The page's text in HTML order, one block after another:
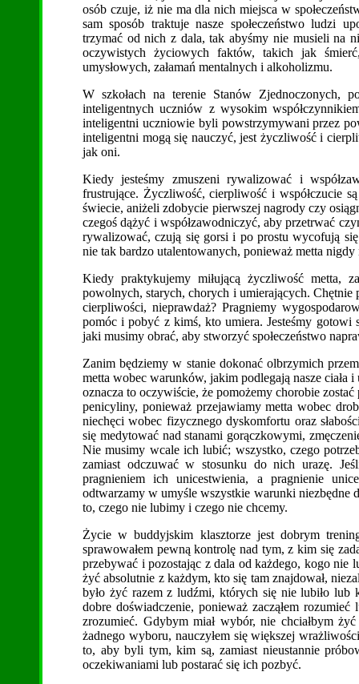
osób czuje, iż nie ma dla nich miejsca w
sam sposób traktuje nasze społeczeństwo ludzi
trzymać od nich z dala, tak abyśmy nie musieli na
oczywistych życiowych faktów, takich jak
umysłowych, załamań mentalnych i alkoholizmu.
W szkołach na terenie Stanów Zjednoczonych,
inteligentnych uczniów z wysokim
inteligentni uczniowie byli powstrzymywani przez
inteligentni mogą się nauczyć, jest życzliwość i
jak oni.
Kiedy jesteśmy zmuszeni rywalizować i
frustrujące. Życzliwość, cierpliwość i współczucie
świecie, aniżeli zdobycie pierwszej nagrody czy
czegoś dążyć i współzawodniczyć, aby przetrwać
rywalizować, czują się gorsi i po prostu wycofują
nie tak bardzo utalentowanych, ponieważ metta nigdy
Kiedy praktykujemy miłującą życzliwość
powolnych, starych, chorych i umierających.
cierpliwości, nieprawdaż? Pragniemy
pomóc i pobyć z kimś, kto umiera. Jesteśmy
jaki musimy obrać, aby stworzyć społeczeństwo
Zanim będziemy w stanie dokonać olbrzymich
metta wobec warunków, jakim podlegają nasze ciała
oznacza to oczywiście, że pomożemy chorobie
penicyliny, ponieważ przejawiamy metta wobec
niechęci wobec fizycznego dyskomfortu oraz
się medytować nad stanami gorączkowymi,
Nie musimy wcale ich lubić; wszystko, czego
zamiast odczuwać w stosunku do nich urazę.
pragnieniem ich unicestwienia, a pragnienie
odtwarzamy w umyśle wszystkie warunki niezbędne
to, czego nie lubimy i czego nie chcemy.
Życie w buddyjskim klasztorze jest dobrym
sprawowałem pewną kontrolę nad tym, z kim się
przebywać i pozostając z dala od każdego, kogo nie
żyć absolutnie z każdym, kto się tam znajdował,
było żyć razem z ludźmi, których się nie lubiło
dobre doświadczenie, ponieważ zacząłem
zrozumieć. Gdybym miał wybór, nie chciałbym
żadnego wyboru, nauczyłem się większej
to, aby byli tym, kim są, zamiast nieustannie
oczekiwaniami lub postarać się ich pozbyć.